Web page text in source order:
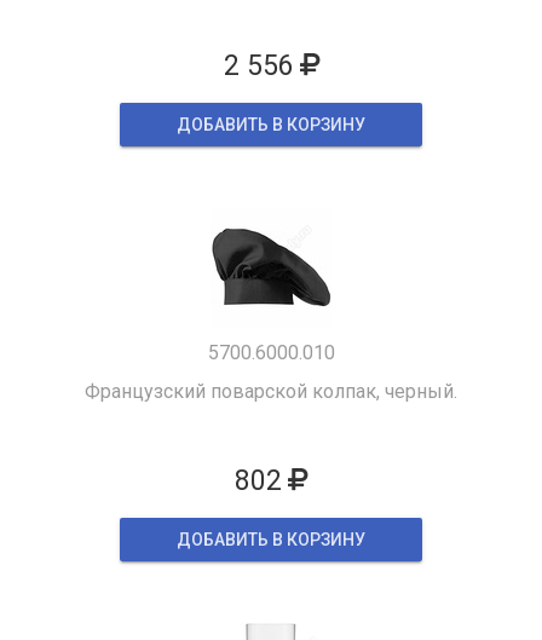
2 556
ДОБАВИТЬ В КОРЗИНУ
5700.6000.010
Французский поварской колпак, черный.
802
ДОБАВИТЬ В КОРЗИНУ